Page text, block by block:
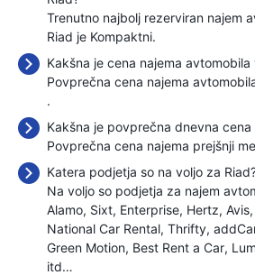
Trenutno najbolj rezerviran najem
Riad je Kompaktni.
Kakšna je cena najema avtomobila
Povprečna cena najema
.
Kakšna je povprečna dnevna
Povprečna cena najema prejšnji
Katera podjetja so na voljo za
Na voljo so podjetja za najem
Alamo Sixt Enterprise Hertz Avis
National Car Rental Thrifty
Green Motion Best Rent a Car
itd…